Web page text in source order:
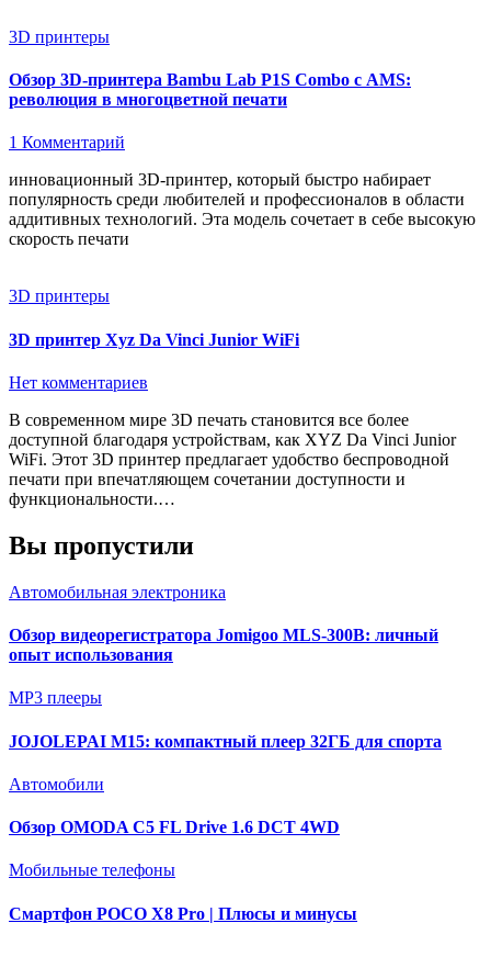
3D принтеры
Обзор 3D-принтера Bambu Lab P1S Combo с AMS:
революция в многоцветной печати
1 Комментарий
инновационный 3D-принтер, который быстро набирает
популярность среди любителей и профессионалов в области
аддитивных технологий. Эта модель сочетает в себе высокую
скорость печати
3D принтеры
3D принтер Xyz Da Vinci Junior WiFi
Нет комментариев
В современном мире 3D печать становится все более
доступной благодаря устройствам, как XYZ Da Vinci Junior
WiFi. Этот 3D принтер предлагает удобство беспроводной
печати при впечатляющем сочетании доступности и
функциональности.…
Вы пропустили
Автомобильная электроника
Обзор видеорегистратора Jomigoo MLS-300B: личный
опыт использования
MP3 плееры
JOJOLEPAI M15: компактный плеер 32ГБ для спорта
Автомобили
Обзор OMODA C5 FL Drive 1.6 DCT 4WD
Мобильные телефоны
Смартфон POCO X8 Pro | Плюсы и минусы